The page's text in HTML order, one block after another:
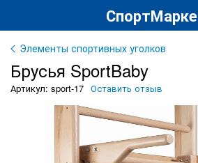
Элементы спортивных уголков
Брусья SportBaby
Артикул: sport-17 Оставить отзыв